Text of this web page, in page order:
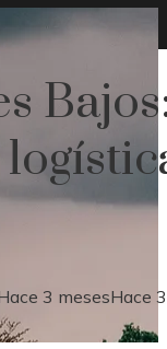
3 mesesHace 3